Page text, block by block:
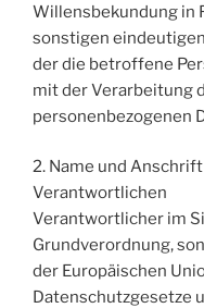
Willensbekundung in
sonstigen
der die betroffene
mit der Verarbeitung
personenbezogenen
2. Name und
Verantwortlichen
Verantwortlicher im
Grundverordnung,
der Europäischen
Datenschutzgesetze